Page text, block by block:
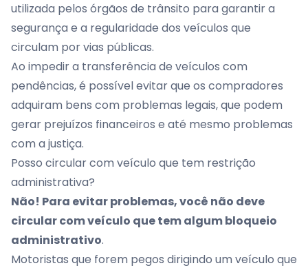
utilizada pelos órgãos de trânsito para garantir a
segurança e a regularidade dos veículos que
circulam por vias públicas.
Ao impedir a transferência de veículos com
pendências, é possível evitar que os compradores
adquiram bens com problemas legais, que podem
gerar prejuízos financeiros e até mesmo problemas
com a justiça.
Posso circular com veículo que tem restrição
administrativa?
Não! Para evitar problemas, você não deve
circular com veículo que tem algum bloqueio
administrativo.
Motoristas que forem pegos dirigindo um veículo que